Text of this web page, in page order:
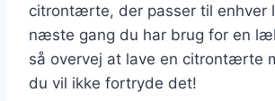
citrontærte, der passer til enhver
næste gang du har brug for en
så overvej at lave en citrontærte
du vil ikke fortryde det!